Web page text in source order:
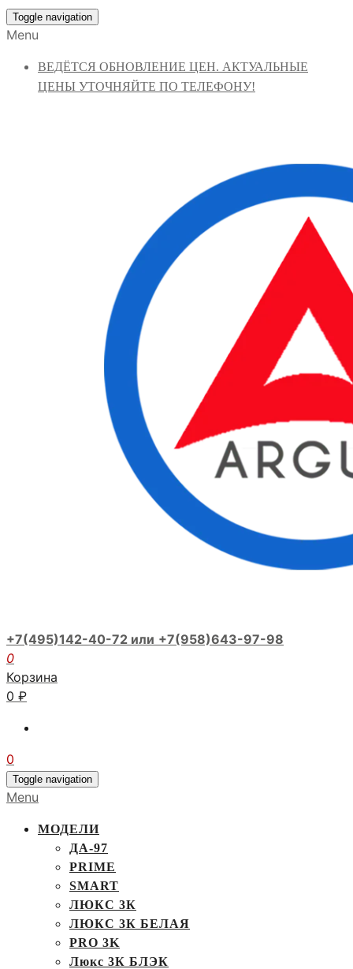
Toggle navigation
Menu
ВЕДЁТСЯ ОБНОВЛЕНИЕ ЦЕН. АКТУАЛЬНЫЕ
ЦЕНЫ УТОЧНЯЙТЕ ПО ТЕЛЕФОНУ!
+7(495)142-40-72 или +7(958)643-97-98
0
Корзина
0 ₽
0
Toggle navigation
Menu
МОДЕЛИ
ДА-97
PRIME
SMART
ЛЮКС 3К
ЛЮКС 3К БЕЛАЯ
PRO 3K
Люкс 3К БЛЭК